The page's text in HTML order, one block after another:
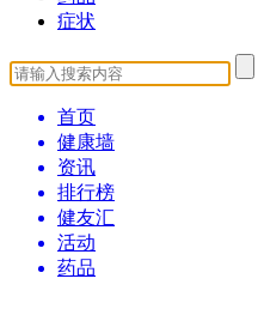
症状
首页
健康墙
资讯
排行榜
健友汇
活动
药品